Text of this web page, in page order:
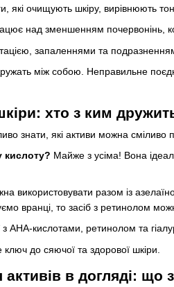
які очищують шкіру, вирівнюють тон
над зменшенням почервонінь,
запаленнями та
між собою. Неправильне
хто з ким
знати, які активи можна сміливо
кислоту? Майже з усіма! Вона
використовувати разом із
вранці, то засіб з ретинолом
з АНА-кислотами, ретинолом та
до сяючої та здорової шкіри.
в догляді: що